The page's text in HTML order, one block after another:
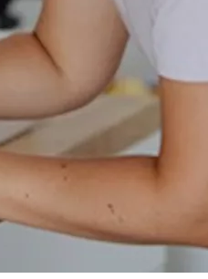
طبيعة الأنسولين المستنشق
حمدي في توسع التوعية